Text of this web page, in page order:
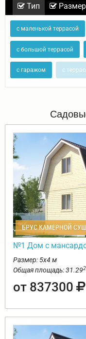
Тип Размер
с маленькой террасой
с большой террасой
с гаражом с
БРУС КАМЕРНОЙ
№1 Дом с
Размер: 5х4 м
Общая площадь: 31.292
от 837300